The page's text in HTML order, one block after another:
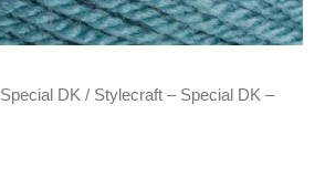
Special DK / Stylecraft – Special DK –